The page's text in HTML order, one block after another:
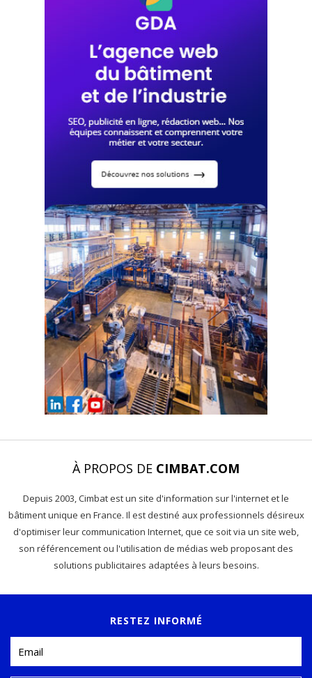
À PROPOS DE CIMBAT.COM
Depuis 2003, Cimbat est un site d'information sur l'internet et le
bâtiment unique en France. Il est destiné aux professionnels désireux
d'optimiser leur communication Internet, que ce soit via un site web,
son référencement ou l'utilisation de médias web proposant des
solutions publicitaires adaptées à leurs besoins.
RESTEZ INFORMÉ